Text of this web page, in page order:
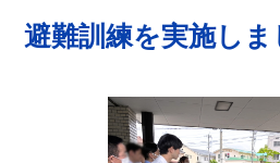
避難訓練を実施しま